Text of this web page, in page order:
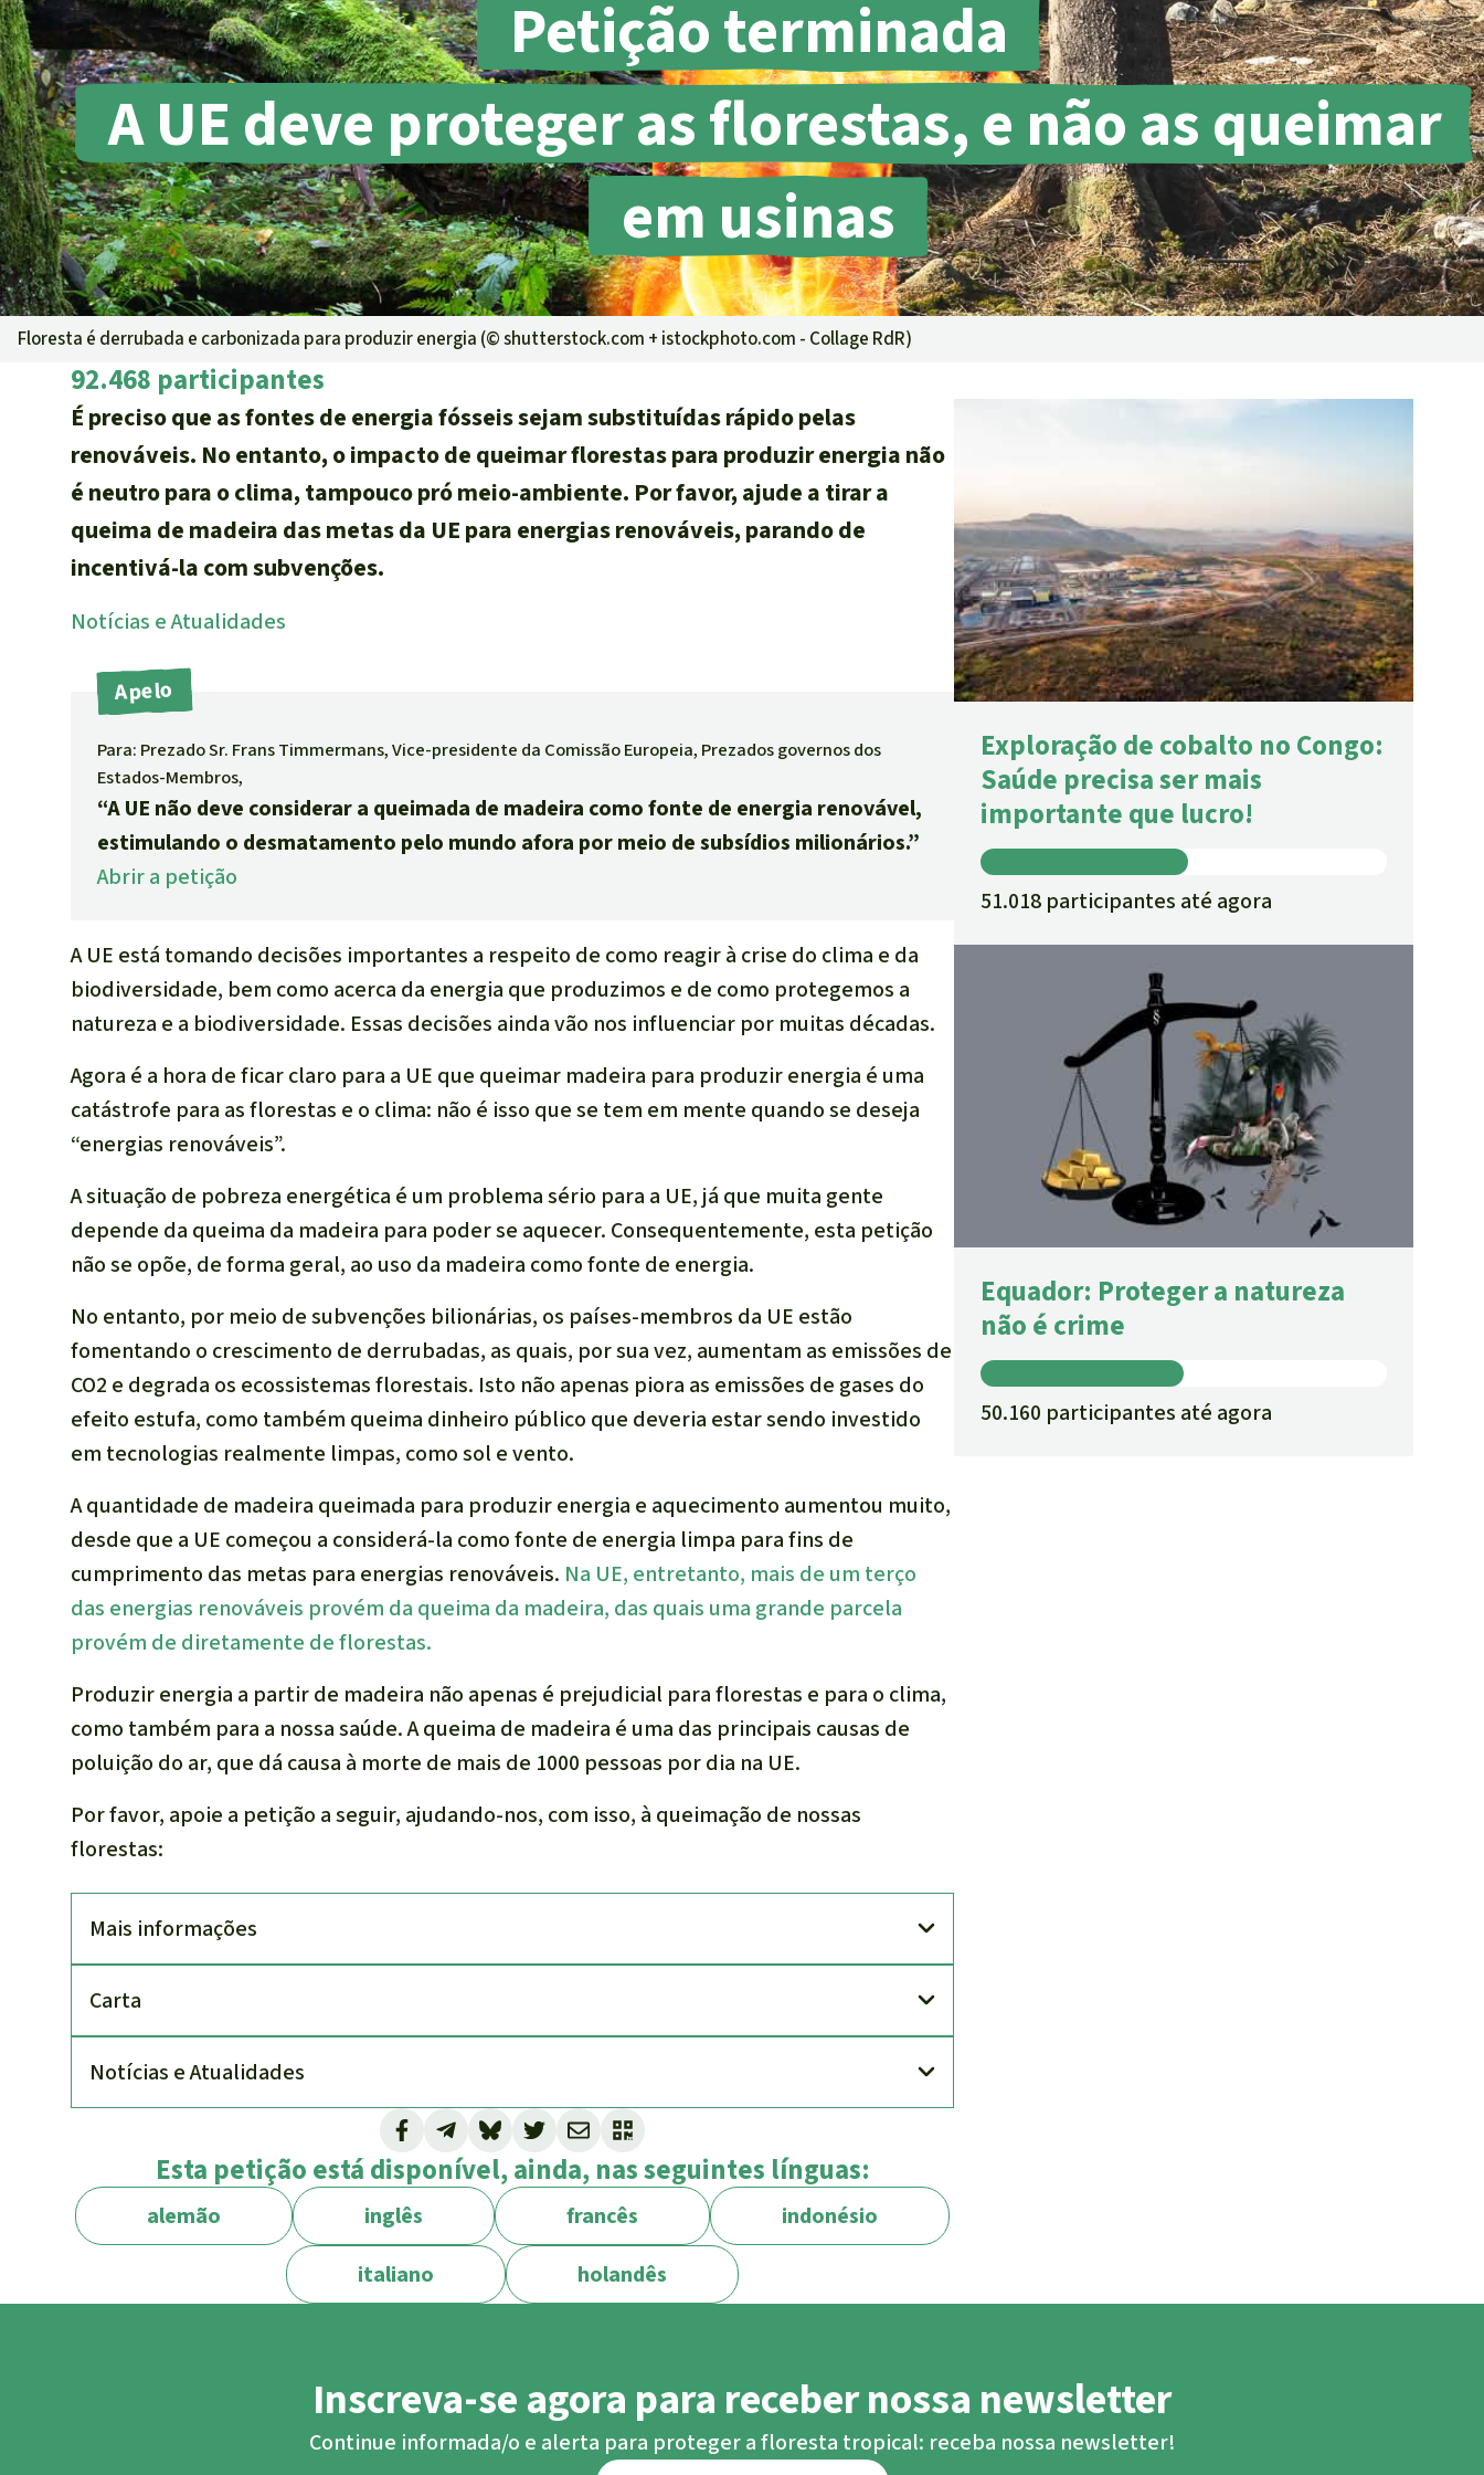
Pecuária intensiva
Roubo de terras
Alumínio
Caça furtiva
Áreas de proteção ambiental
tropicais do mundo
Doar
Floresta é derrubada e carbonizada para produzir energia (©shutterstock.com + istockphoto.com - Collage RdR)
Petição terminada
A UE deve proteger as florestas, e não as queimar
em usinas
92.468 participantes
É preciso que as fontes de energia fósseis sejam substituídas rápido pelas
renováveis. No entanto, o impacto de queimar florestas para produzir energia não
é neutro para o clima, tampouco pró meio-ambiente. Por favor, ajude a tirar a
queima de madeira das metas da UE para energias renováveis, parando de
incentivá-la com subvenções.
Notícias e Atualidades
Apelo
Para: Prezado Sr. Frans Timmermans, Vice-presidente da Comissão Europeia, Prezados governos dos
Estados-Membros,
“A UE não deve considerar a queimada de madeira como fonte de energia renovável,
estimulando o desmatamento pelo mundo afora por meio de subsídios milionários.”
Abrir a petição
A UE está tomando decisões importantes a respeito de como reagir à crise do clima e da
biodiversidade, bem como acerca da energia que produzimos e de como protegemos a
natureza e a biodiversidade. Essas decisões ainda vão nos influenciar por muitas décadas.
Agora é a hora de ficar claro para a UE que queimar madeira para produzir energia é uma
catástrofe para as florestas e o clima: não é isso que se tem em mente quando se deseja
“energias renováveis”.
A situação de pobreza energética é um problema sério para a UE, já que muita gente
depende da queima da madeira para poder se aquecer. Consequentemente, esta petição
não se opõe, de forma geral, ao uso da madeira como fonte de energia.
No entanto, por meio de subvenções bilionárias, os países-membros da UE estão
fomentando o crescimento de derrubadas, as quais, por sua vez, aumentam as emissões de
CO2 e degrada os ecossistemas florestais. Isto não apenas piora as emissões de gases do
efeito estufa, como também queima dinheiro público que deveria estar sendo investido
em tecnologias realmente limpas, como sol e vento.
A quantidade de madeira queimada para produzir energia e aquecimento aumentou muito,
desde que a UE começou a considerá-la como fonte de energia limpa para fins de
cumprimento das metas para energias renováveis. Na UE, entretanto, mais de um terço
das energias renováveis provém da queima da madeira, das quais uma grande parcela
provém de diretamente de florestas.
Produzir energia a partir de madeira não apenas é prejudicial para florestas e para o clima,
como também para a nossa saúde. A queima de madeira é uma das principais causas de
poluição do ar, que dá causa à morte de mais de 1000 pessoas por dia na UE.
Por favor, apoie a petição a seguir, ajudando-nos, com isso, à queimação de nossas
florestas:
Mais informações
Carta
Notícias e Atualidades
Esta petição está disponível, ainda, nas seguintes línguas:
alemão inglês francês
indonésio
italiano
holandês
Exploração de cobalto no Congo:
Saúde precisa ser mais
importante que lucro!
51.018 participantes até agora
Equador: Proteger a natureza
não é crime
50.160 participantes até agora
Inscreva-se agora para receber nossa newsletter
Continue informada/o e alerta para proteger a floresta tropical: receba nossa newsletter!